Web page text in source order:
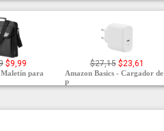
$9,99
para
$27,15 $23,61
Amazon Basics - Cargador de
p